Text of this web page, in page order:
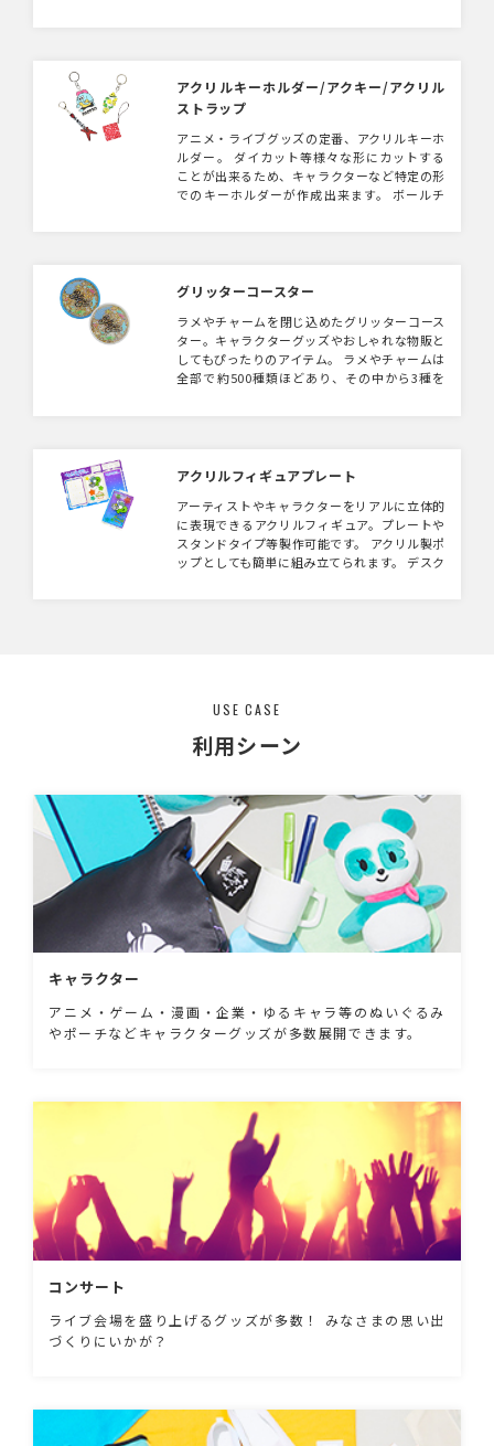
アクリルキーホルダー/アクキー/アクリル
ストラップ
アニメ・ライブグッズの定番、アクリルキーホ
ルダー。 ダイカット等様々な形にカットする
ことが出来るため、キャラクターなど特定の形
でのキーホルダーが作成出来ます。 ボールチ
グリッターコースター
ラメやチャームを閉じ込めたグリッターコース
ター。キャラクターグッズやおしゃれな物販と
してもぴったりのアイテム。 ラメやチャームは
全部で約500種類ほどあり、その中から3種を
テムです。
アクリルフィギュアプレート
アーティストやキャラクターをリアルに立体的
に表現できるアクリルフィギュア。プレートや
スタンドタイプ等製作可能です。 アクリル製ポ
ップとしても簡単に組み立てられます。 デスク
り、ステージを再現したりと自由度MAX！
USE CASE
利用シーン
キャラクター
アニメ・ゲーム・漫画・企業・ゆるキャラ等のぬいぐるみ
やポーチなどキャラクターグッズが多数展開できます。
コンサート
ライブ会場を盛り上げるグッズが多数！ みなさまの思い出
づくりにいかが？